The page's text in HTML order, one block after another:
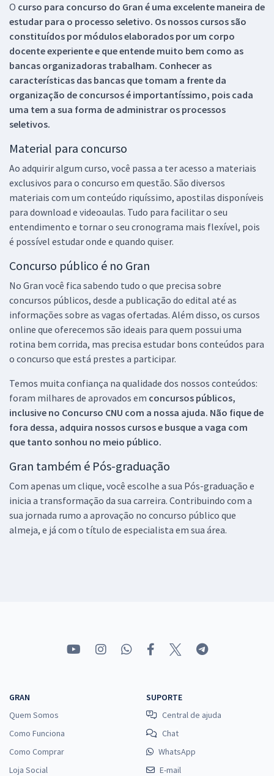
O curso para concurso do Gran é uma excelente maneira de
estudar para o processo seletivo. Os nossos cursos são
constituídos por módulos elaborados por um corpo
docente experiente e que entende muito bem como as
bancas organizadoras trabalham. Conhecer as
características das bancas que tomam a frente da
organização de concursos é importantíssimo, pois cada
uma tem a sua forma de administrar os processos
seletivos.
Material para concurso
Ao adquirir algum curso, você passa a ter acesso a materiais
exclusivos para o concurso em questão. São diversos
materiais com um conteúdo riquíssimo, apostilas disponíveis
para download e videoaulas. Tudo para facilitar o seu
entendimento e tornar o seu cronograma mais flexível, pois
é possível estudar onde e quando quiser.
Concurso público é no Gran
No Gran você fica sabendo tudo o que precisa sobre
concursos públicos, desde a publicação do edital até as
informações sobre as vagas ofertadas. Além disso, os cursos
online que oferecemos são ideais para quem possui uma
rotina bem corrida, mas precisa estudar bons conteúdos para
o concurso que está prestes a participar.
Temos muita confiança na qualidade dos nossos conteúdos:
foram milhares de aprovados em concursos públicos,
inclusive no Concurso CNU com a nossa ajuda. Não fique de
fora dessa, adquira nossos cursos e busque a vaga com
que tanto sonhou no meio público.
Gran também é Pós-graduação
Com apenas um clique, você escolhe a sua Pós-graduação e
inicia a transformação da sua carreira. Contribuindo com a
sua jornada rumo a aprovação no concurso público que
almeja, e já com o título de especialista em sua área.
GRAN
Quem Somos
Como Funciona
Como Comprar
Loja Social
SUPORTE
Central de ajuda
Chat
WhatsApp
E-mail